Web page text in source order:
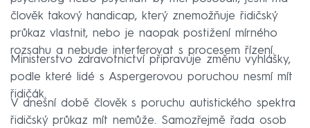
člověk takový handicap, který znemožňuje řidičský
průkaz vlastnit, nebo je naopak postižení mírného
rozsahu a nebude interferovat s procesem řízení.
Ministerstvo zdravotnictví připravuje změnu vyhlášky,
podle které lidé s Aspergerovou poruchou nesmí mít
řidičák.
V dnešní době člověk s poruchu autistického spektra
řidičský průkaz mít nemůže. Samozřejmě řada osob